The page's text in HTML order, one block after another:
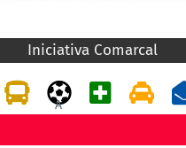
Iniciativa Comarcal
A